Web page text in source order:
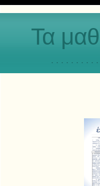
Τα
. . . . . . . . .